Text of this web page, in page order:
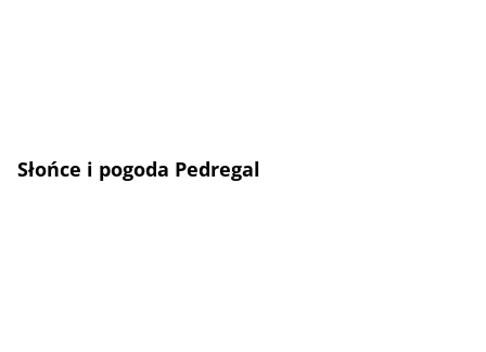
Słońce i pogoda Pedregal